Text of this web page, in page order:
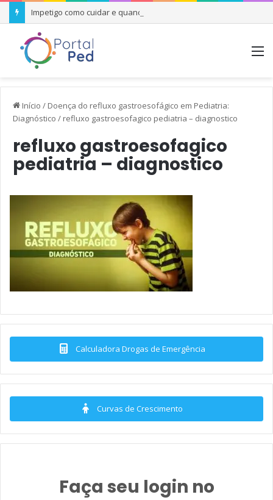
Impetigo como cuidar e quando se preocupar
Início / Doença do refluxo gastroesofágico em Pediatria:
Diagnóstico / refluxo gastroesofagico pediatria – diagnostico
refluxo gastroesofagico
pediatria – diagnostico
Calculadora Drogas de Emergência
Curvas de Crescimento
Faça seu login no